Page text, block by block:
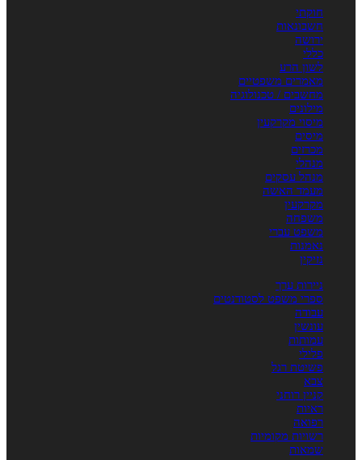
חוקתי
חשבונאות
ירושה
כללי
לשון הרע
מאמרים משפטיים
מחשבים / טכנולוגיה
מילונים
מיסוי מקרקעין
מיסים
מכרזים
מנהלי
מנהל עסקים
מעמד האשה
מקרקעין
משפחה
משפט עברי
נאמנות
נזיקין
ניירות ערך
ספרי משפט לסטודנטים
עבודה
עונשין
עמותות
פלילי
פשיטת רגל
צבא
קניין רוחני
ראיות
רפואה
רשויות מקומיות
שמאות